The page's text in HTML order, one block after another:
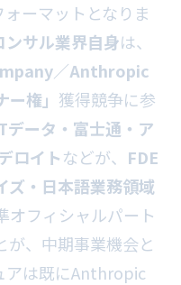
ーマットとなりま
サル業界自身は、
／Anthropic
権」 獲得競争に参
データ・富士通・ア
ロイトなどが、 FDE
ズ・日本語業務領域
オフィシャルパート
が、中期事業機会と
アは既にAnthropic